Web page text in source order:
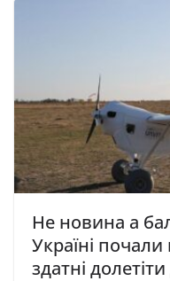
Не новина а
Україні
здатні